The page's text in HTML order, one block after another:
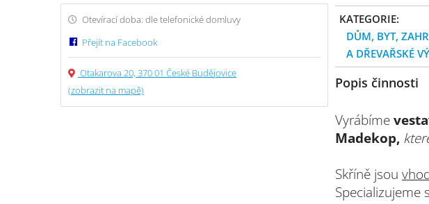
KATEGORIE:
DŮM, BYT,
A DŘEVAŘSKÉ
Popis činnosti
Vyrábíme
Madekop,
Skříně jsou
Specializujeme
Otevírací doba: dle telefonické domluvy
Přejít na Facebook
Otakarova 20, 370 01 České Budějovice
(zobrazit na mapě)